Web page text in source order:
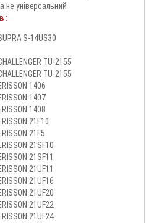
не універсальний
:
S-14US30
TU-2155
TU-2155
1406
1407
1408
21F10
21F5
21SF10
21SF11
21UF11
21UF16
21UF20
21UF22
21UF24